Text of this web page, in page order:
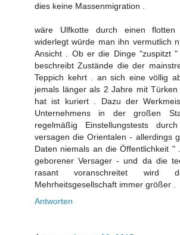
dies keine Massenmigration .
wäre Ulfkotte durch einen
widerlegt würde man ihn vermutlich
Ansicht . Ob er die Dinge "zuspitzt
beschreibt Zustände die der
Teppich kehrt . an sich eine völlig
jemals länger als 2 Jahre mit
hat ist kuriert . Dazu der
Unternehmens in der großen
regelmäßig Einstellungstests
versagen die Orientalen - allerdings
Daten niemals an die Öffentlichkeit "
geborener Versager - und da die
rasant voranschreitet wird
Mehrheitsgesellschaft immer größer .
Antworten